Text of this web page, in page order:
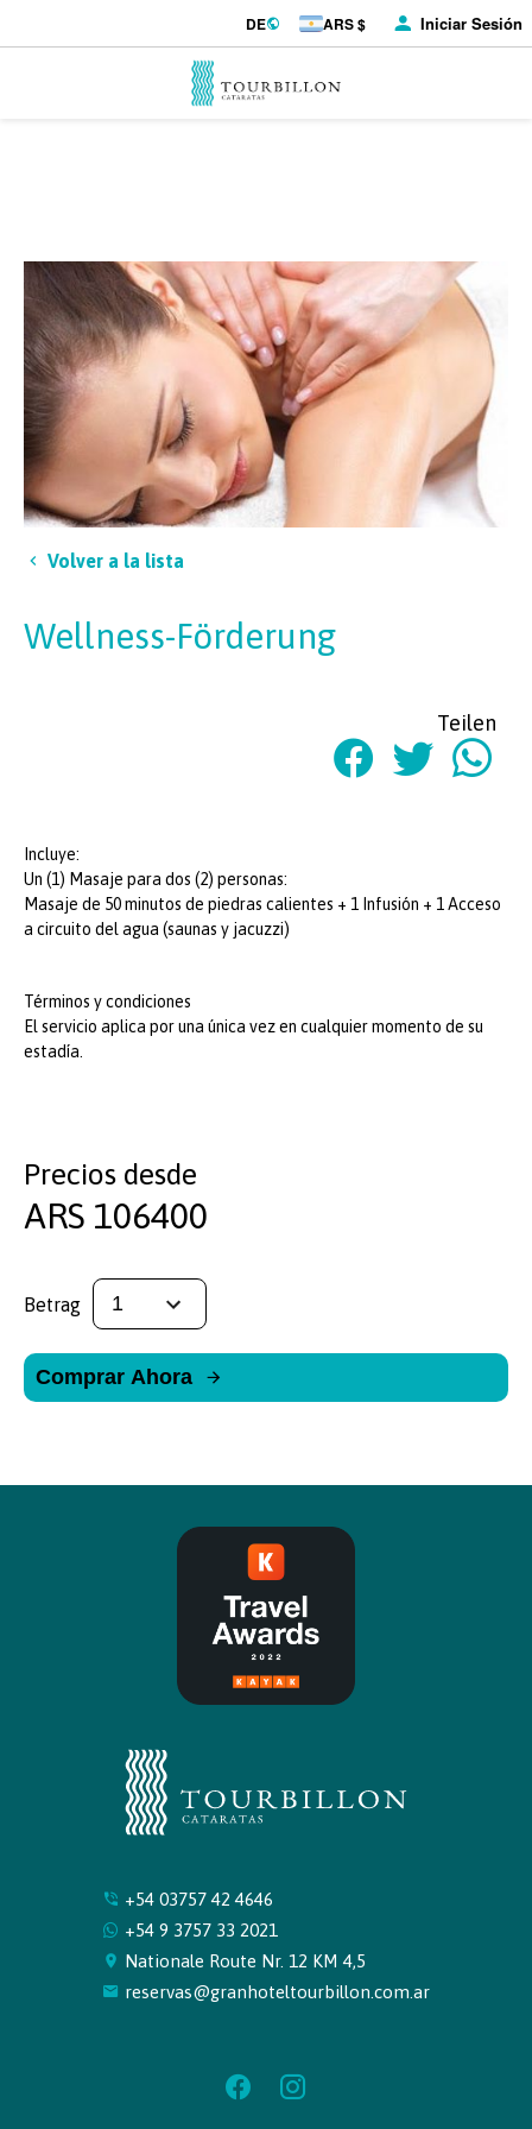
DE ARS $ Iniciar Sesión
Volver a la lista
Wellness-Förderung
Teilen
Incluye:
Un (1) Masaje para dos (2) personas:
Masaje de 50 minutos de piedras calientes + 1 Infusión + 1 Acceso
a circuito del agua (saunas y jacuzzi)
Términos y condiciones
El servicio aplica por una única vez en cualquier momento de su
estadía.
Precios desde
ARS 106400
Betrag
Comprar Ahora
+54 03757 42 4646
+54 9 3757 33 2021
Nationale Route Nr. 12 KM 4,5
reservas@granhoteltourbillon.com.ar